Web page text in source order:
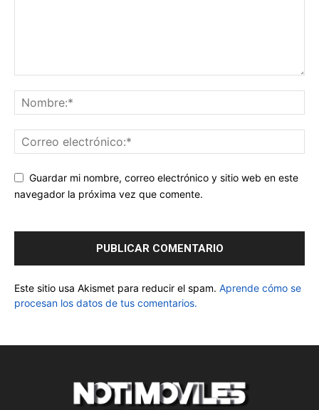
Guardar mi nombre, correo electrónico y sitio web en este
navegador la próxima vez que comente.
Este sitio usa Akismet para reducir el spam. Aprende cómo se
procesan los datos de tus comentarios.